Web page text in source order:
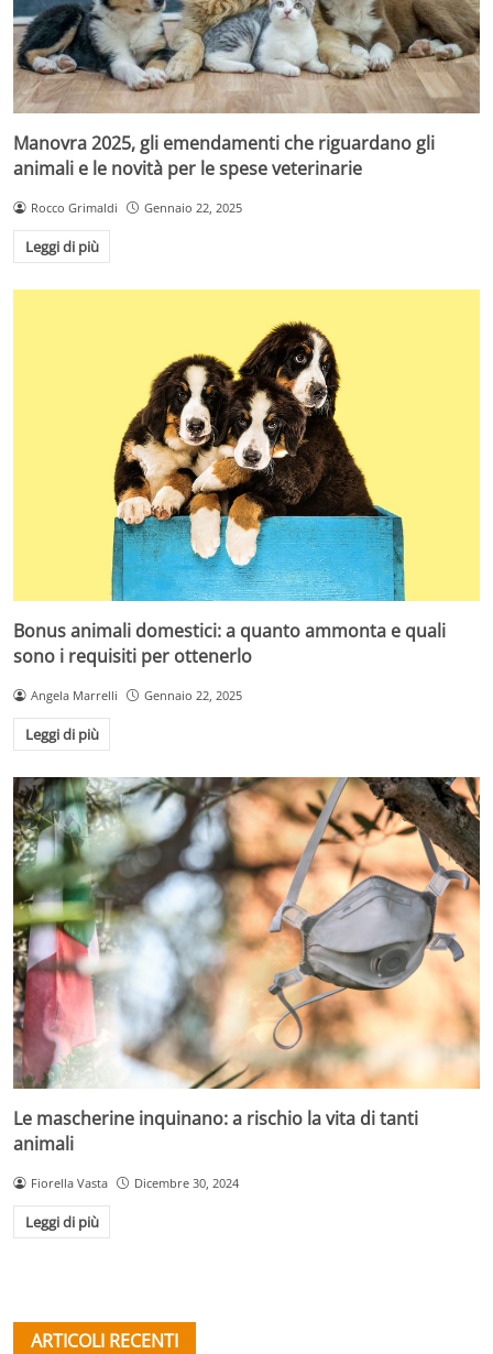
Manovra 2025, gli emendamenti che riguardano gli
animali e le novità per le spese veterinarie
Rocco Grimaldi Gennaio 22, 2025
Leggi di più
Bonus animali domestici: a quanto ammonta e quali
sono i requisiti per ottenerlo
Angela Marrelli Gennaio 22, 2025
Leggi di più
Le mascherine inquinano: a rischio la vita di tanti
animali
Fiorella Vasta Dicembre 30, 2024
Leggi di più
ARTICOLI RECENTI